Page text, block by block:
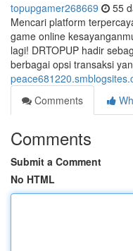
topupgamer268669 55
Mencari platform
game online
lagi! DRTOPUP hadir
berbagai opsi transaksi
Comments
Comments
Submit a Comment
No HTML